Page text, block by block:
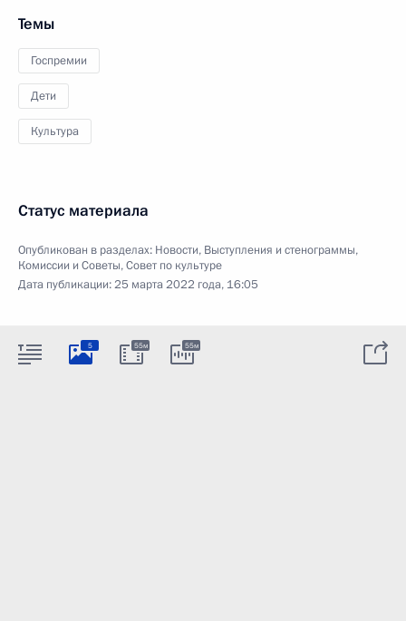
Темы
Госпремии
Дети
Культура
Статус материала
Опубликован в разделах: Новости, Выступления и стенограммы,
Комиссии и Советы,Совет по культуре
Дата публикации:25 марта 2022 года, 16:05
5 55м 55м